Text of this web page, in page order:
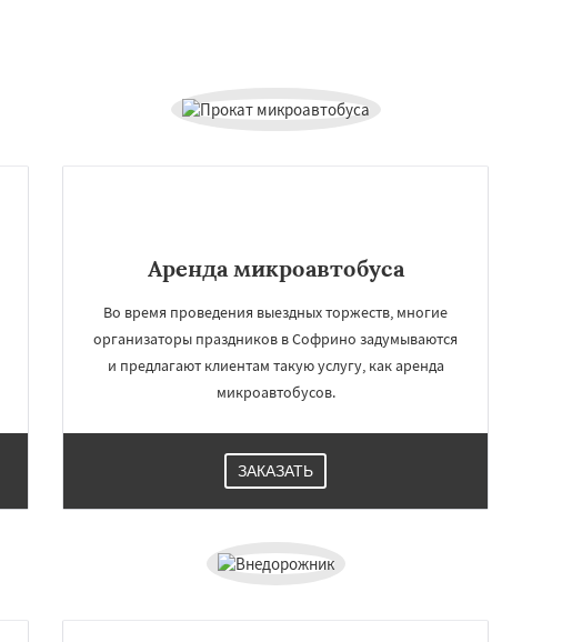
Аренда микроавтобуса
Во время проведения выездных торжеств, многие
организаторы праздников в Софрино задумываются
и предлагают клиентам такую услугу, как аренда
микроавтобусов.
ЗАКАЗАТЬ